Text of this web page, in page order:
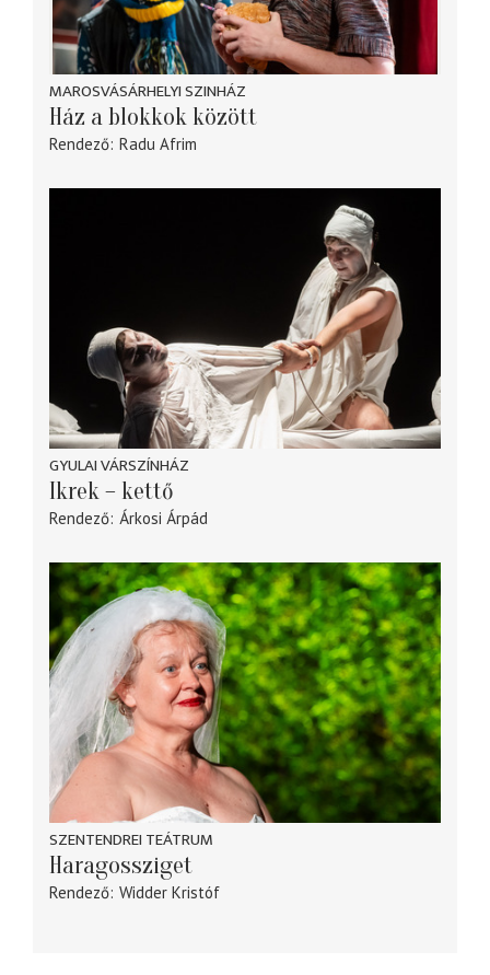
MAROSVÁSÁRHELYI SZINHÁZ
Ház a blokkok között
Rendező Radu Afrim
GYULAI VÁRSZÍNHÁZ
Ikrek – kettő
Rendező Árkosi Árpád
SZENTENDREI TEÁTRUM
Haragossziget
Rendező Widder Kristóf